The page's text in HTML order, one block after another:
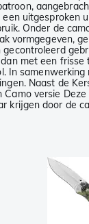
uitgesproken
Onder de
vormgegeven,
met een
In samenwerking
Naast de
Camo versie
krijgen door de